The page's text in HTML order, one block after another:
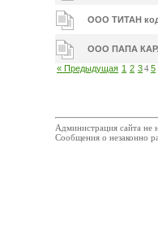
ООО ТИТАН код
ООО ПАПА
« Предыдущая 1 2 345
Администрация сайта не
Сообщения о незаконно